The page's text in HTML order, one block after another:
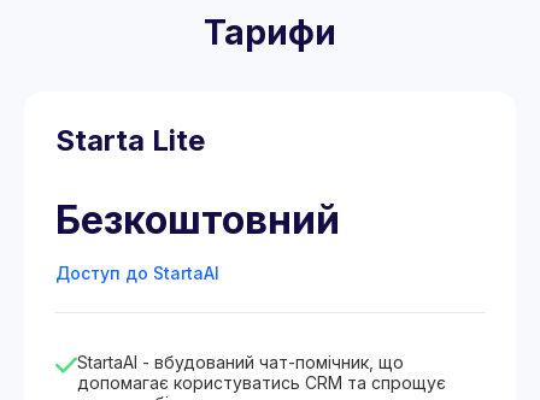
Тарифи
Starta Lite
Безкоштовний
Доступ до StartaAI
StartaAI - вбудований чат-помічник, що
допомагає користуватись CRM та спрощує